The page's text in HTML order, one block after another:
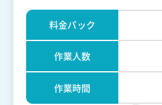
料金パック
作業人数
作業時間